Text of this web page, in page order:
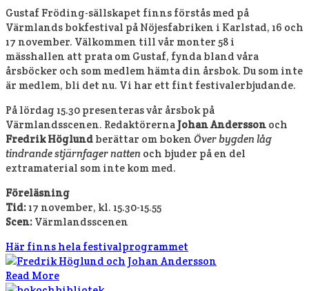
Gustaf Fröding-sällskapet finns förstås med på
Värmlands bokfestival på Nöjesfabriken i Karlstad, 16 och
17 november. Välkommen till vår monter 58 i
mässhallen att prata om Gustaf, fynda bland våra
årsböcker och som medlem hämta din årsbok. Du som inte
är medlem, bli det nu. Vi har ett fint festivalerbjudande.
På lördag 15.30 presenteras vår årsbok på
Värmlandsscenen. Redaktörerna Johan Andersson och
Fredrik Höglund berättar om boken Över bygden låg
tindrande stjärnfager natten och bjuder på en del
extramaterial som inte kom med.
Föreläsning
Tid: 17 november, kl. 15.30-15.55
Scen: Värmlandsscenen
Här finns hela festivalprogrammet
Read More